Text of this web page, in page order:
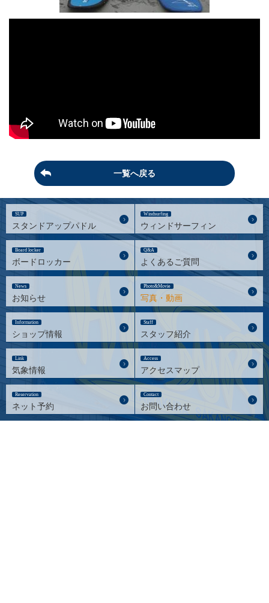
一覧へ戻る
SUP
スタンドアップパドル
Windsurfing
ウィンドサーフィン
Board locker
ボードロッカー
Q&A
よくあるご質問
News
お知らせ
Photo&Movie
写真・動画
Information
ショップ情報
Staff
スタッフ紹介
Link
気象情報
Access
アクセスマップ
Reservation
ネット予約
Contact
お問い合わせ